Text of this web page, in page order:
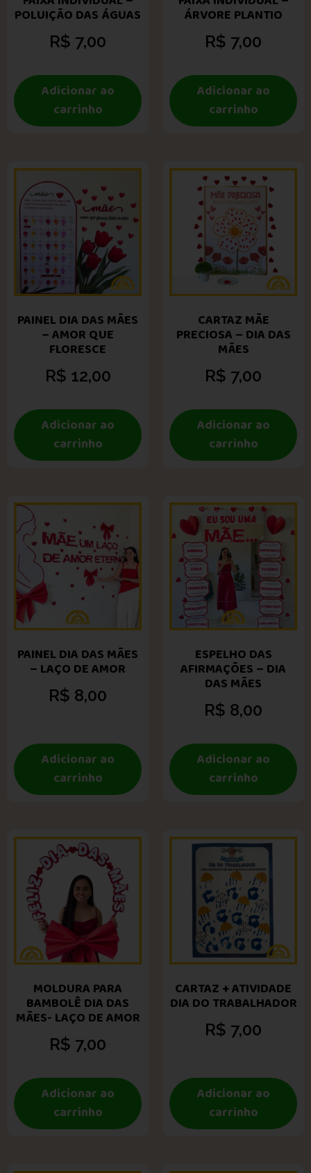
POLUIÇÃO DAS ÁGUAS
R$ 7,00
Adicionar ao
carrinho
ÁRVORE PLANTIO
R$ 7,00
Adicionar ao
carrinho
PAINEL DIA DAS MÃES
– AMOR QUE
FLORESCE
R$ 12,00
Adicionar ao
carrinho
CARTAZ MÃE
PRECIOSA – DIA DAS
MÃES
R$ 7,00
Adicionar ao
carrinho
PAINEL DIA DAS MÃES
– LAÇO DE AMOR
R$ 8,00
Adicionar ao
carrinho
ESPELHO DAS
AFIRMAÇÕES – DIA
DAS MÃES
R$ 8,00
Adicionar ao
carrinho
MOLDURA PARA
BAMBOLÊ DIA DAS
MÃES- LAÇO DE AMOR
R$ 7,00
Adicionar ao
carrinho
CARTAZ + ATIVIDADE
DIA DO TRABALHADOR
R$ 7,00
Adicionar ao
carrinho